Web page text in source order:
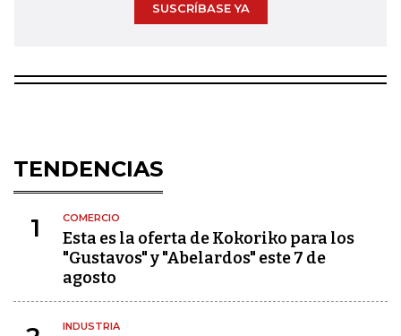
SUSCRÍBASE YA
TENDENCIAS
1 COMERCIO
Esta es la oferta de Kokoriko para los
"Gustavos" y "Abelardos" este 7 de
agosto
INDUSTRIA